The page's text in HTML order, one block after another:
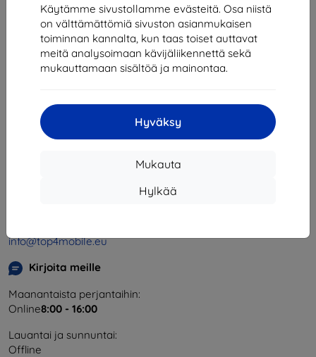
Käytämme sivustollamme evästeitä. Osa niistä
on välttämättömiä sivuston asianmukaisen
toiminnan kannalta, kun taas toiset auttavat
meitä analysoimaan kävijäliikennettä sekä
mukauttamaan sisältöä ja mainontaa.
Hyväksy
Mukauta
Hylkää
«
Shield-SK s.r.o.
SK2023549671
info@top4mobile.eu
Kirjoita meille
Maanantaista perjantaihin:
Online8:00 - 16:00
Lauantai ja sunnuntai:
Offline